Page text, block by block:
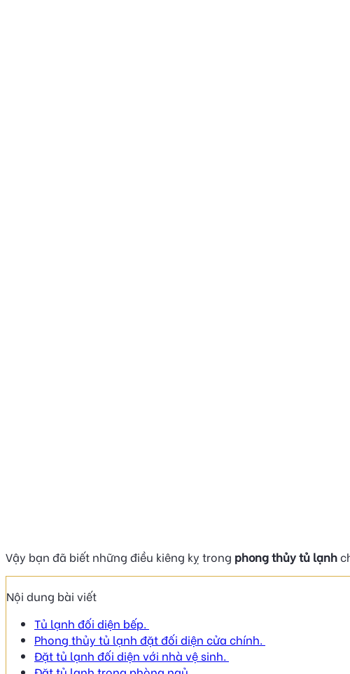
Vậy bạn đã biết những điều kiêng kỵ trong phong thủy tủ lạnh
Nội dung bài viết
Tủ lạnh đối diện bếp.
Phong thủy tủ lạnh đặt đối diện cửa chính.
Đặt tủ lạnh đối diện với nhà vệ sinh.